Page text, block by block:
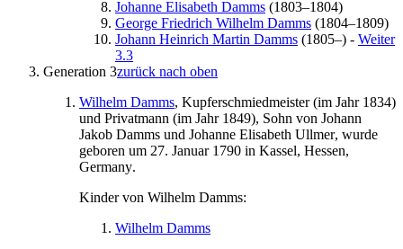
Johanne Elisabeth Damms (1803–1804)
George Friedrich Wilhelm Damms (1804–1809)
Johann Heinrich Martin Damms (1805–) - Weiter
3.3
Generation 3zurück nach oben
Wilhelm Damms, Kupferschmiedmeister (im Jahr 1834)
und Privatmann (im Jahr 1849), Sohn von Johann
Jakob Damms und Johanne Elisabeth Ullmer, wurde
geboren um 27. Januar 1790 in Kassel, Hessen,
Germany.
Kinder von Wilhelm Damms:
Wilhelm Damms